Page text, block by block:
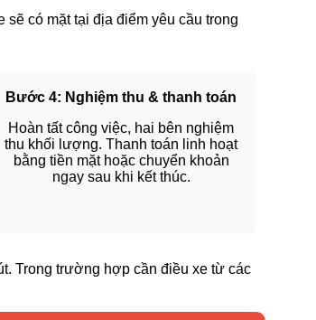
có mặt tại địa điểm yêu cầu trong
Bước 4: Nghiệm thu & thanh toán
Hoàn tất công việc, hai bên nghiệm
thu khối lượng. Thanh toán linh hoạt
bằng tiền mặt hoặc chuyển khoản
ngay sau khi kết thúc.
Trong trường hợp cần điều xe từ các